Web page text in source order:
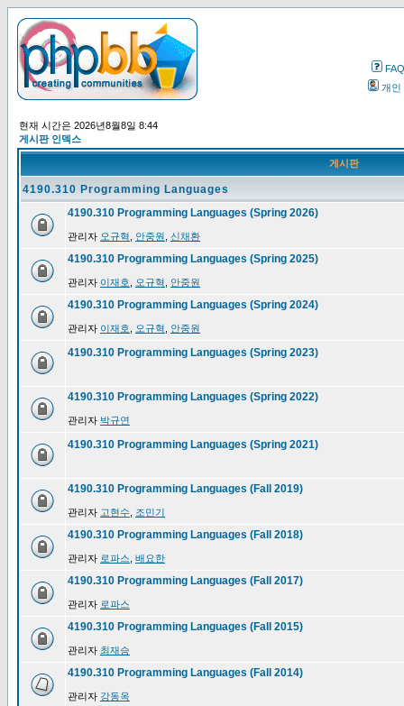
FAQ
개인
현재 시간은 2026년8월8일 8:44
게시판 인덱스
게시판
4190.310 Programming Languages
4190.310 Programming Languages (Spring 2026)
관리자 오규혁 안중원 신채환
4190.310 Programming Languages (Spring 2025)
관리자 이재호 오규혁 안중원
4190.310 Programming Languages (Spring 2024)
관리자 이재호 오규혁 안중원
4190.310 Programming Languages (Spring 2023)
4190.310 Programming Languages (Spring 2022)
관리자 박규연
4190.310 Programming Languages (Spring 2021)
4190.310 Programming Languages (Fall 2019)
관리자 고현수 조민기
4190.310 Programming Languages (Fall 2018)
관리자 로파스 배요한
4190.310 Programming Languages (Fall 2017)
관리자 로파스
4190.310 Programming Languages (Fall 2015)
관리자 최재승
4190.310 Programming Languages (Fall 2014)
관리자 강동옥